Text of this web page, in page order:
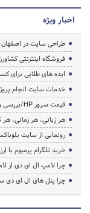
اخبار ویژه
طراحی سایت در اصفهان
فروشگاه اینترنتی
ایده های طلایی برای
خدمات سایت انجام
قیمت سرور HP/بررسی و خرید سرور اچ پی
هر زبانی، هر زمانی،
رونمایی از سایت
خرید تلگرام پرمیوم با
چرا لامپ ال ای دی از
چرا پنل های ال ای دی